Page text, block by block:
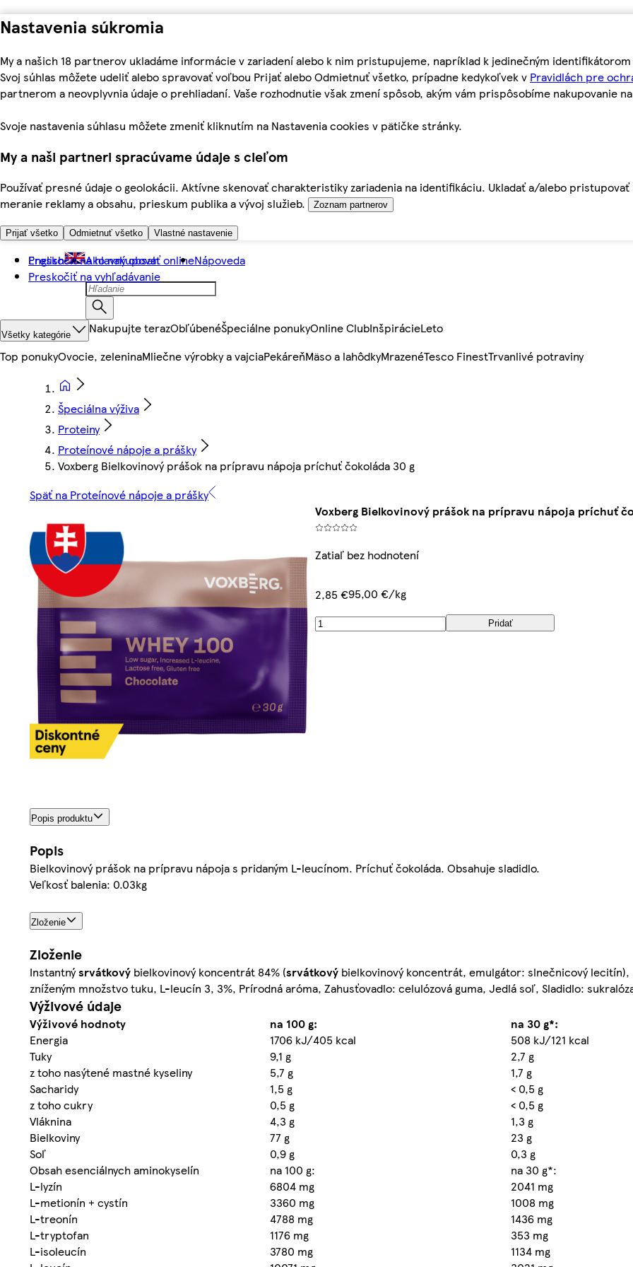
Nastavenia súkromia
My a našich 18 partnerov ukladáme informácie v zariadení alebo k nim pristupujeme, napríklad k jedinečným
Svoj súhlas môžete udeliť alebo spravovať voľbou Prijať alebo Odmietnuť všetko, prípadne kedykoľvek v Pravidlách pre
partnerom a neovplyvnia údaje o prehliadaní. Vaše rozhodnutie však zmení spôsob, akým vám prispôsobíme nakupovanie
Svoje nastavenia súhlasu môžete zmeniť kliknutím na Nastavenia cookies v pätičke stránky.
My a naši partneri spracúvame údaje s cieľom
Používať presné údaje o geolokácii. Aktívne skenovať charakteristiky zariadenia na identifikáciu. Ukladať a/alebo
meranie reklamy a obsahu, prieskum publika a vývoj služieb.
Zoznam partnerov
Prijať všetko Odmietnuť všetko Vlastné nastavenie
Preskočiť na hlavný obsah
Preskočiť na vyhľadávanie
English Ako nakupovať onlineNápoveda
Všetky kategórie Nakupujte terazObľúbenéŠpeciálne ponukyOnline ClubInšpirácieLeto
Top ponukyOvocie, zeleninaMliečne výrobky a vajciaPekáreňMäso a lahôdkyMrazenéTesco FinestTrvanlivé potraviny
Špeciálna výživa
Proteiny
Proteínové nápoje a prášky
Voxberg Bielkovinový prášok na prípravu nápoja príchuť čokoláda 30 g
Späť na Proteínové nápoje a prášky
Voxberg Bielkovinový prášok na prípravu nápoja príchuť
Zatiaľ bez hodnotení
2,85 €95,00 €/kg
Pridať
Popis produktu
Popis
Bielkovinový prášok na prípravu nápoja s pridaným L-leucínom. Príchuť čokoláda. Obsahuje sladidlo.
Veľkosť balenia: 0.03kg
Zloženie
Zloženie
Instantnýsrvátkový bielkovinový koncentrát 84% (srvátkový bielkovinový koncentrát, emulgátor: slnečnicový lecitín),
zníženým množstvo tuku, L-leucín 3, 3%, Prírodná aróma, Zahusťovadlo: celulózová guma, Jedlá soľ, Sladidlo:
Výživové údaje
Výživové hodnoty na 100 g:
na 30 g*:
Energia
1706 kJ/405 kcal
508 kJ/121 kcal
Tuky
9,1 g
2,7 g
z toho nasýtené mastné kyseliny
5,7 g
1,7 g
Sacharidy
1,5 g
< 0,5 g
z toho cukry
0,5 g
< 0,5 g
Vláknina
4,3 g
1,3 g
Bielkoviny
77 g
23 g
Soľ
0,9 g
0,3 g
Obsah esenciálnych aminokyselín
na 100 g:
na 30 g*:
L-lyzín
6804 mg
2041 mg
L-metionín + cystín
3360 mg
1008 mg
L-treonín
4788 mg
1436 mg
L-tryptofan
1176 mg
353 mg
L-isoleucín
3780 mg
1134 mg